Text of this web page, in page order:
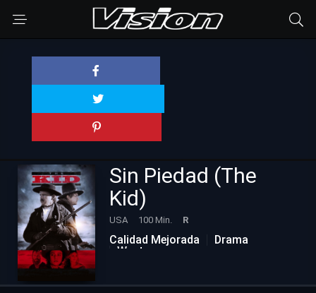
Sin Piedad (The
Kid)
USA 100 Min. R
Calidad Mejorada
Drama
Western